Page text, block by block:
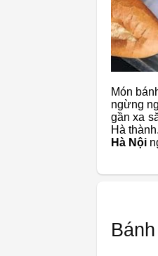
Món
ngừng
gần xa
Hà
Hà Nội